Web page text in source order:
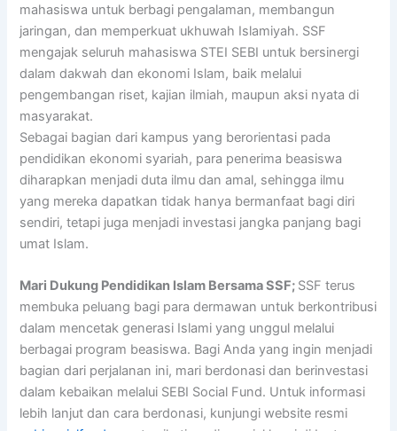
mahasiswa untuk berbagi pengalaman, membangun
jaringan, dan memperkuat ukhuwah Islamiyah. SSF
mengajak seluruh mahasiswa STEI SEBI untuk bersinergi
dalam dakwah dan ekonomi Islam, baik melalui
pengembangan riset, kajian ilmiah, maupun aksi nyata di
masyarakat.
Sebagai bagian dari kampus yang berorientasi pada
pendidikan ekonomi syariah, para penerima beasiswa
diharapkan menjadi duta ilmu dan amal, sehingga ilmu
yang mereka dapatkan tidak hanya bermanfaat bagi diri
sendiri, tetapi juga menjadi investasi jangka panjang bagi
umat Islam.
Mari Dukung Pendidikan Islam Bersama SSF; SSF terus
membuka peluang bagi para dermawan untuk berkontribusi
dalam mencetak generasi Islami yang unggul melalui
berbagai program beasiswa. Bagi Anda yang ingin menjadi
bagian dari perjalanan ini, mari berdonasi dan berinvestasi
dalam kebaikan melalui SEBI Social Fund. Untuk informasi
lebih lanjut dan cara berdonasi, kunjungi website resmi